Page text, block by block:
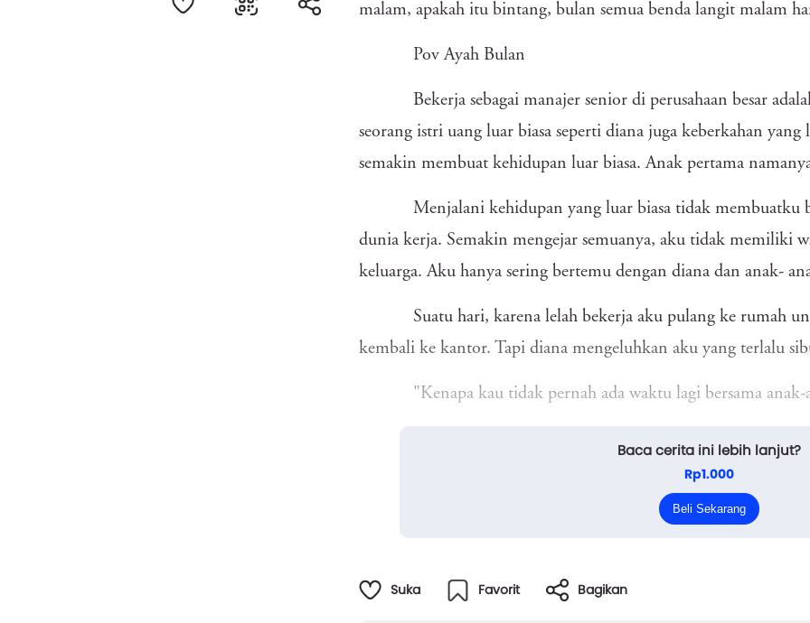
malam, apakah itu bintang, bulan semua benda langit malam
Pov Ayah Bulan
Bekerja sebagai manajer senior di perusahaan besar
seorang istri uang luar biasa seperti diana juga keberkahan
semakin membuat kehidupan luar biasa. Anak pertama
Menjalani kehidupan yang luar biasa tidak membuatku
dunia kerja. Semakin mengejar semuanya, aku tidak memiliki
keluarga. Aku hanya sering bertemu dengan diana dan anak-
Suatu hari, karena lelah bekerja aku pulang ke rumah
kembali ke kantor. Tapi diana mengeluhkan aku yang terlalu
"Kenapa kau tidak pernah ada waktu lagi bersama anak-
"Baiklah istirahatlah,"diana melanjutkan melipat
Baca cerita ini lebih lanjut?
Rp1.000
Beli Sekarang
Suka Favorit Bagikan